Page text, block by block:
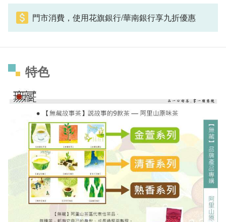
門市消費，使用花旗銀行/華南銀行享九折優惠
特色